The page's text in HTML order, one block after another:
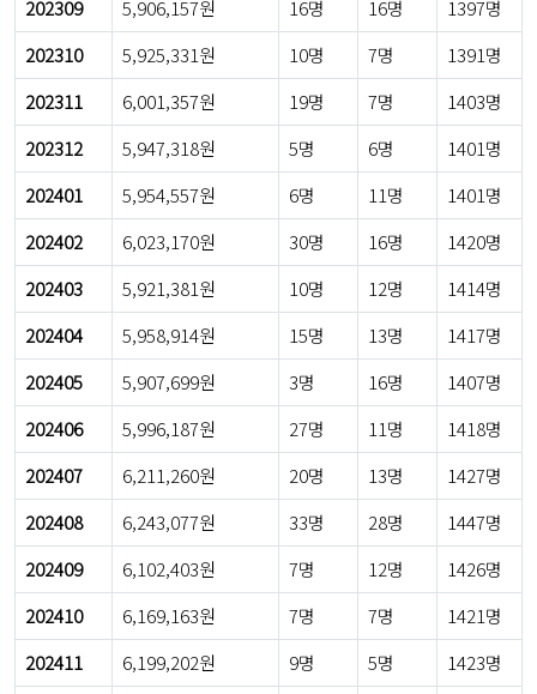
202309
5,906,157원 16명 16명
1397명
202310
5,925,331원 10명 7명
1391명
202311
6,001,357원 19명 7명
1403명
202312
5,947,318원 5명 6명
1401명
202401
5,954,557원 6명 11명
1401명
202402
6,023,170원 30명 16명
1420명
202403
5,921,381원 10명 12명
1414명
202404
5,958,914원 15명 13명
1417명
202405
5,907,699원 3명 16명
1407명
202406
5,996,187원 27명 11명
1418명
202407
6,211,260원 20명 13명
1427명
202408
6,243,077원 33명 28명
1447명
202409
6,102,403원 7명 12명
1426명
202410
6,169,163원 7명 7명
1421명
202411
6,199,202원 9명 5명 1423명